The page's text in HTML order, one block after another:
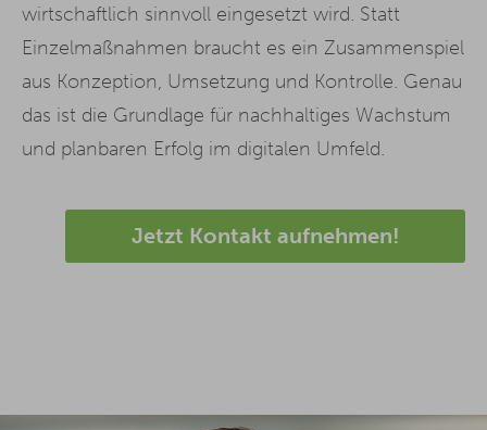
wirtschaftlich sinnvoll eingesetzt wird. Statt
Einzelmaßnahmen braucht es ein Zusammenspiel
aus Konzeption, Umsetzung und Kontrolle. Genau
das ist die Grundlage für nachhaltiges Wachstum
und planbaren Erfolg im digitalen Umfeld.
Jetzt Kontakt aufnehmen!